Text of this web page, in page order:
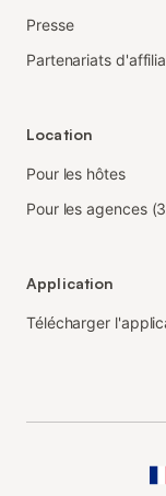
Presse
Partenariats
Location
Pour les hôtes
Pour les agences
Application
Télécharger